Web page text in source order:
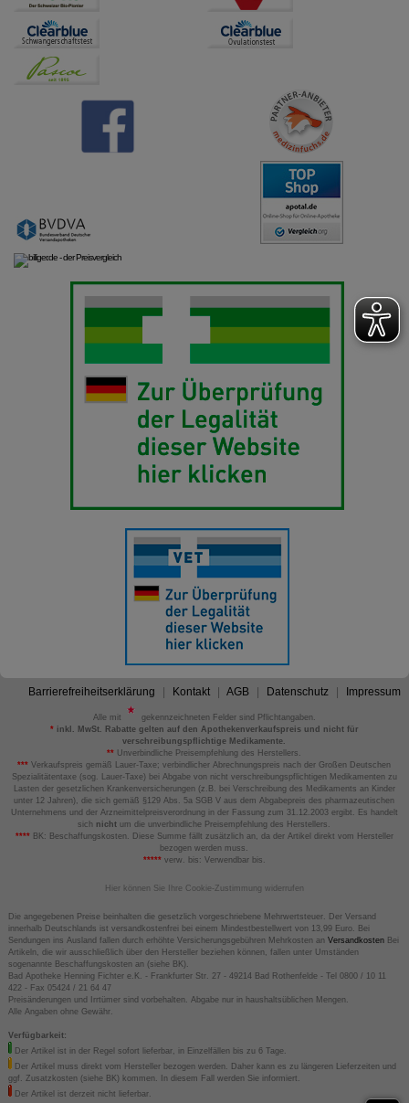
Barrierefreiheitserklärung Kontakt AGB Datenschutz Impressum
Alle mit
gekennzeichneten Felder sind Pflichtangaben.
*inkl. MwSt. Rabatte gelten auf den Apothekenverkaufspreis und nicht für
verschreibungspflichtige Medikamente.
** Unverbindliche Preisempfehlung des Herstellers.
*** Verkaufspreis gemäß Lauer-Taxe; verbindlicher Abrechnungspreis nach der Großen Deutschen
Spezialitätentaxe (sog. Lauer-Taxe) bei Abgabe von nicht verschreibungspflichtigen Medikamenten zu
Lasten der gesetzlichen Krankenversicherungen (z.B. bei Verschreibung des Medikaments an Kinder
unter 12 Jahren), die sich gemäß §129 Abs. 5a SGB V aus dem Abgabepreis des pharmazeutischen
Unternehmens und der Arzneimittelpreisverordnung in der Fassung zum 31.12.2003 ergibt. Es handelt
sich nicht um die unverbindliche Preisempfehlung des Herstellers.
****BK: Beschaffungskosten. Diese Summe fällt zusätzlich an, da der Artikel direkt vom Hersteller
bezogen werden muss.
*****verw. bis: Verwendbar bis.
Hier können Sie Ihre Cookie-Zustimmung widerrufen
Die angegebenen Preise beinhalten die gesetzlich vorgeschriebene Mehrwertsteuer. Der Versand
innerhalb Deutschlands ist versandkostenfrei bei einem Mindestbestellwert von 13,99 Euro. Bei
Sendungen ins Ausland fallen durch erhöhte Versicherungsgebühren Mehrkosten an VersandkostenBei
Artikeln, die wir ausschließlich über den Hersteller beziehen können, fallen unter Umständen
sogenannte Beschaffungskosten an (siehe BK).
Bad Apotheke Henning Fichter e.K. - Frankfurter Str. 27 - 49214 Bad Rothenfelde - Tel 0800 / 10 11
422 - Fax 05424 / 21 64 47
Preisänderungen und Irrtümer sind vorbehalten. Abgabe nur in haushaltsüblichen Mengen.
Alle Angaben ohne Gewähr.
Verfügbarkeit:
Der Artikel ist in der Regel sofort lieferbar, in Einzelfällen bis zu 6 Tage.
Der Artikel muss direkt vom Hersteller bezogen werden. Daher kann es zu längeren Lieferzeiten und
ggf. Zusatzkosten (siehe BK) kommen. In diesem Fall werden Sie informiert.
Der Artikel ist derzeit nicht lieferbar.